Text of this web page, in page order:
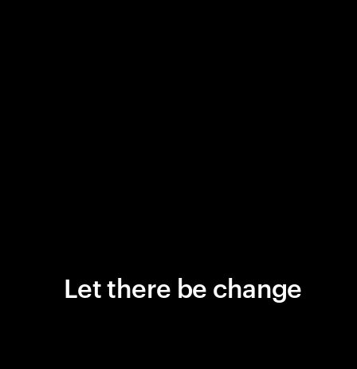
Let there be change